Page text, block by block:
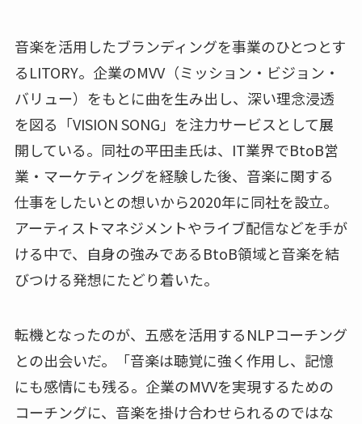
音楽を活用したブランディングを事業のひとつとす
るLITORY。企業のMVV（ミッション・ビジョン・
バリュー）をもとに曲を生み出し、深い理念浸透
を図る「VISION SONG」を注力サービスとして展
開している。同社の平田圭氏は、IT業界でBtoB営
業・マーケティングを経験した後、音楽に関する
仕事をしたいとの想いから2020年に同社を設立。
アーティストマネジメントやライブ配信などを手が
ける中で、自身の強みであるBtoB領域と音楽を結
びつける発想にたどり着いた。
転機となったのが、五感を活用するNLPコーチング
との出会いだ。「音楽は聴覚に強く作用し、記憶
にも感情にも残る。企業のMVVを実現するための
コーチングに、音楽を掛け合わせられるのではな